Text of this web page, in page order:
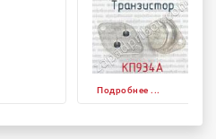
Подробнее ...